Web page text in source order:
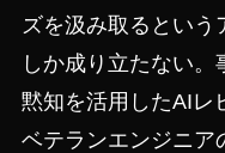
ズを汲み取るという
しか成り立たない
黙知を活用したAIレ
ベテランエンジニア